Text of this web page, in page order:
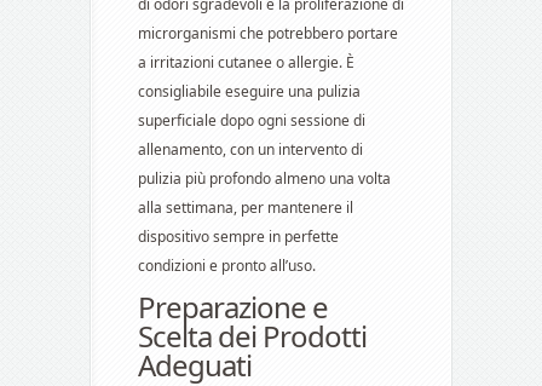
di odori sgradevoli e la proliferazione di
microrganismi che potrebbero portare
a irritazioni cutanee o allergie. È
consigliabile eseguire una pulizia
superficiale dopo ogni sessione di
allenamento, con un intervento di
pulizia più profondo almeno una volta
alla settimana, per mantenere il
dispositivo sempre in perfette
condizioni e pronto all’uso.
Preparazione e
Scelta dei Prodotti
Adeguati